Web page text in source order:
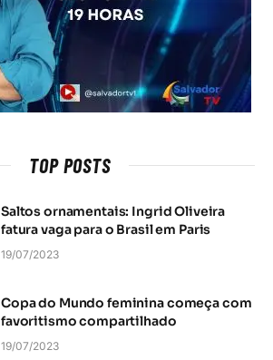
TOP POSTS
Saltos ornamentais: Ingrid Oliveira
fatura vaga para o Brasil em Paris
19/07/2023
Copa do Mundo feminina começa com
favoritismo compartilhado
19/07/2023